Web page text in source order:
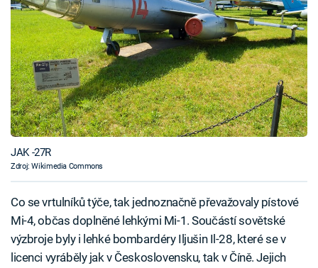
JAK -27R
Zdroj: Wikimedia Commons
Co se vrtulníků týče, tak jednoznačně převažovaly pístové
Mi-4, občas doplněné lehkými Mi-1. Součástí sovětské
výzbroje byly i lehké bombardéry Iljušin Il-28, které se v
licenci vyráběly jak v Československu, tak v Číně. Jejich